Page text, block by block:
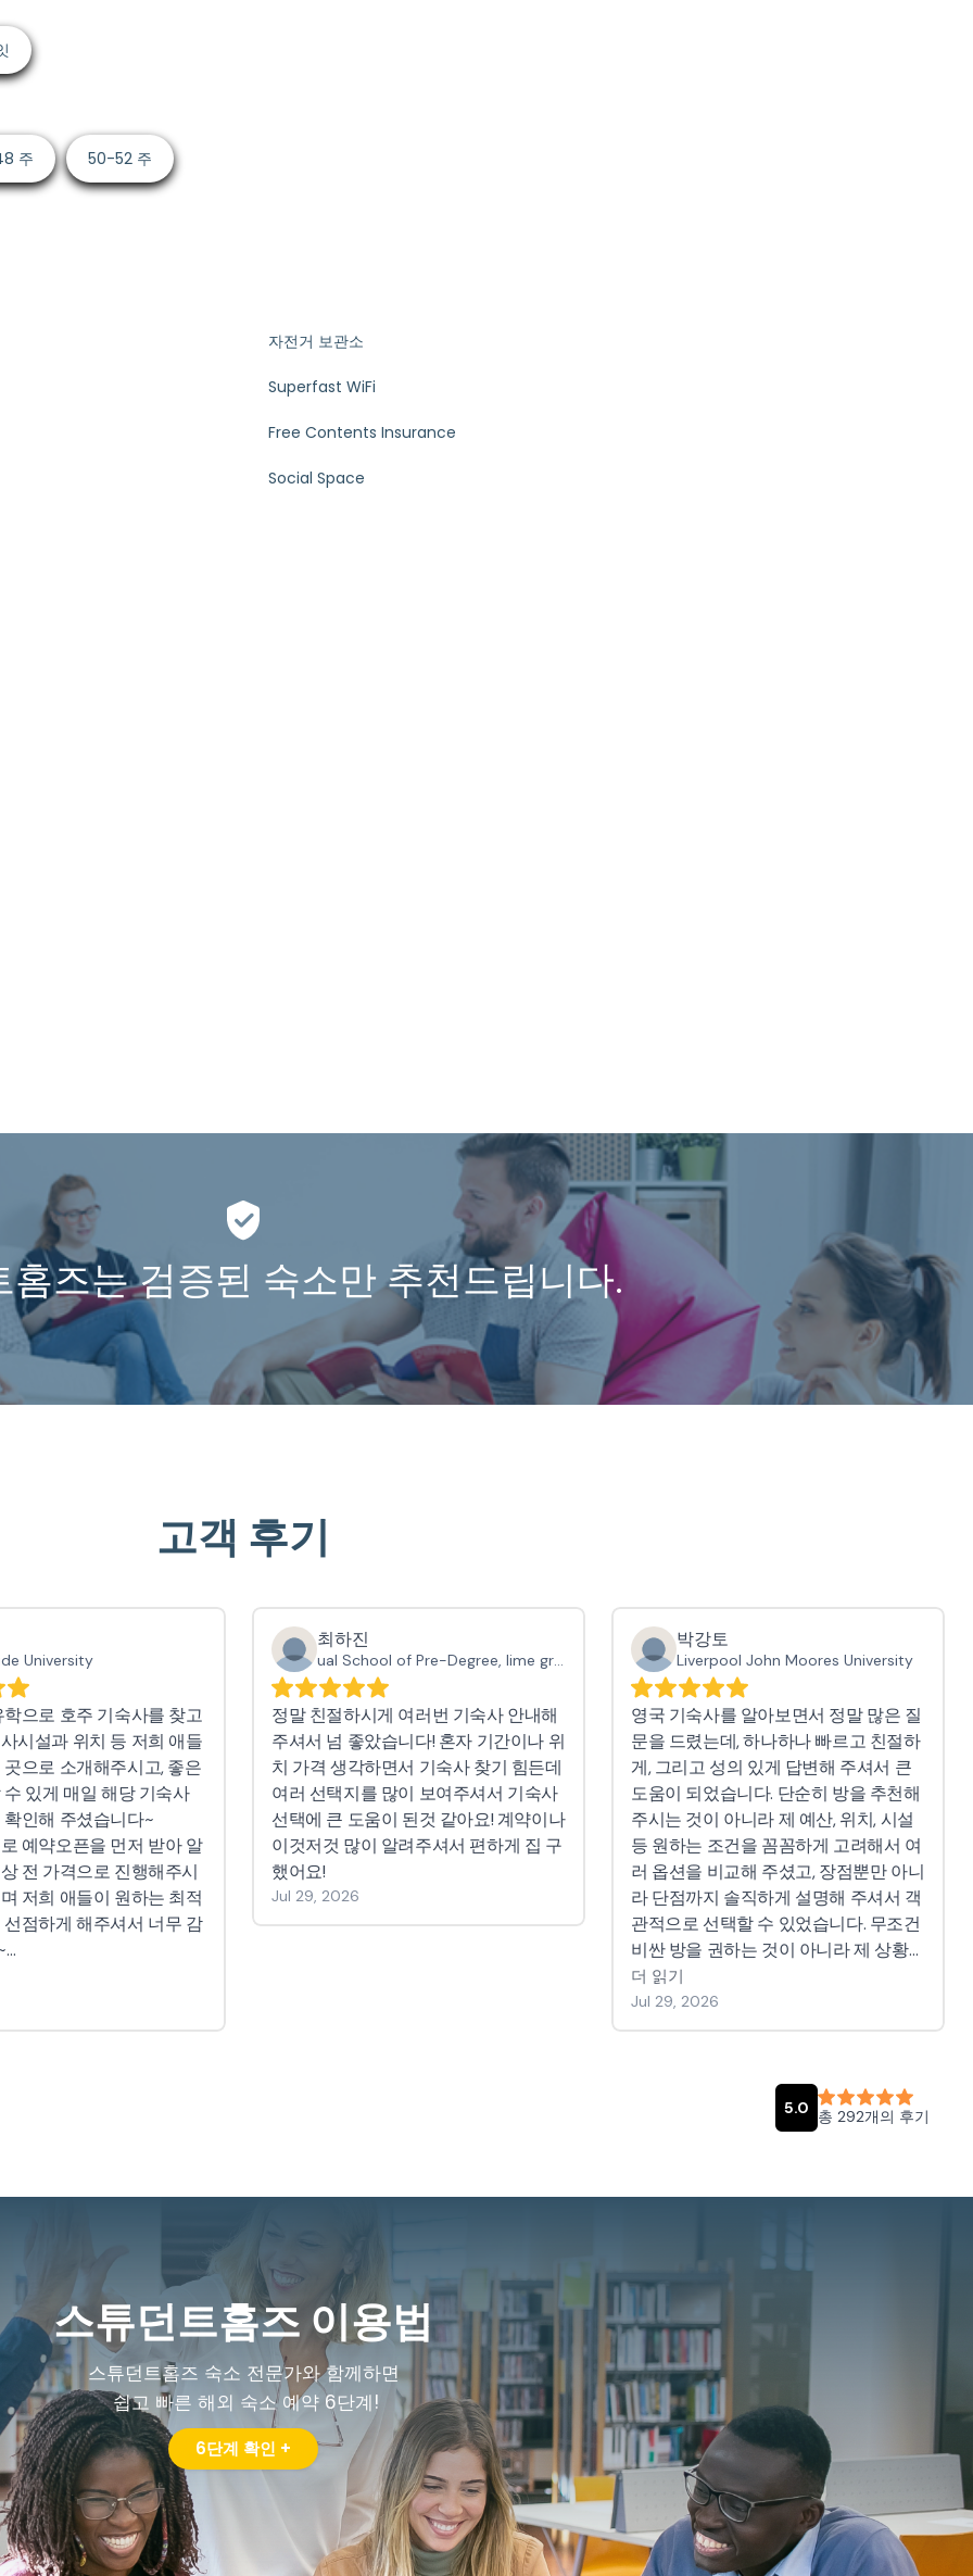
주 50-52 주
자전거 보관소
Superfast WiFi
Free Contents Insurance
Social Space
홈즈는 검증된 숙소만 추천드립니다.
고객 후기
스튜던트홈즈 이용법
스튜던트홈즈 숙소 전문가와 함께하면
쉽고 빠른 해외 숙소 예약 6단계!
6단계 확인 +